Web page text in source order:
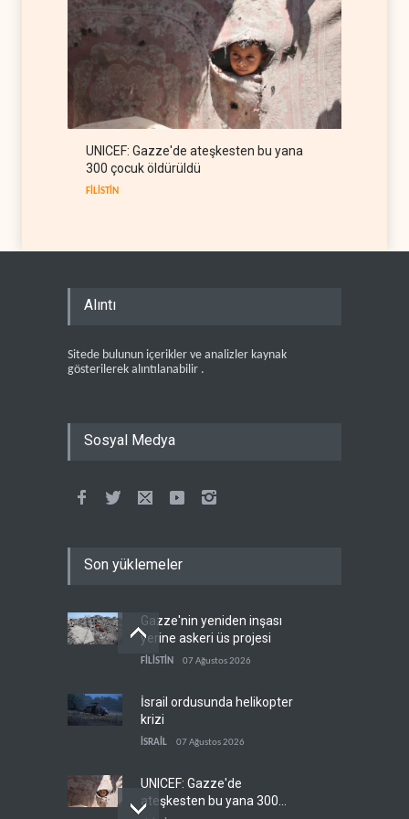
UNICEF: Gazze'de ateşkesten bu yana
300 çocuk öldürüldü
FİLİSTİN
Alıntı
Sitede bulunun içerikler ve analizler kaynak
gösterilerek alıntılanabilir .
Sosyal Medya
Son yüklemeler
Gazze'nin yeniden inşası
yerine askeri üs projesi
FİLİSTİN 07 Ağustos 2026
İsrail ordusunda helikopter
krizi
İSRAİL 07 Ağustos 2026
UNICEF: Gazze'de
ateşkesten bu yana 300